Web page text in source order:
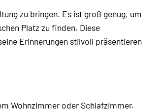
zu bringen. Es ist groß genug, um
Platz zu finden. Diese
Erinnerungen stilvoll präsentieren
Wohnzimmer oder Schlafzimmer.